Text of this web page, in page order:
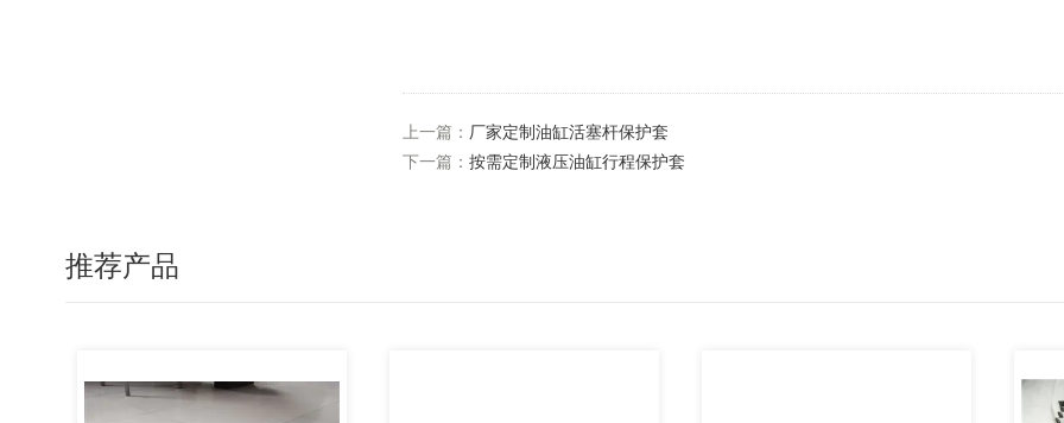
上一篇： 厂家定制油缸活塞杆保护套
下一篇： 按需定制液压油缸行程保护套
推荐产品